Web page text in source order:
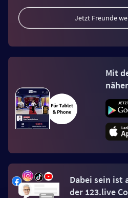
Jetzt Freunde
Mit
Dabei sein ist
der 123.live